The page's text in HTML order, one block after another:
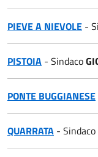
PIEVE A NIEVOLE -
PISTOIA - Sindaco
PONTE BUGGIANESE
QUARRATA - Sindaco